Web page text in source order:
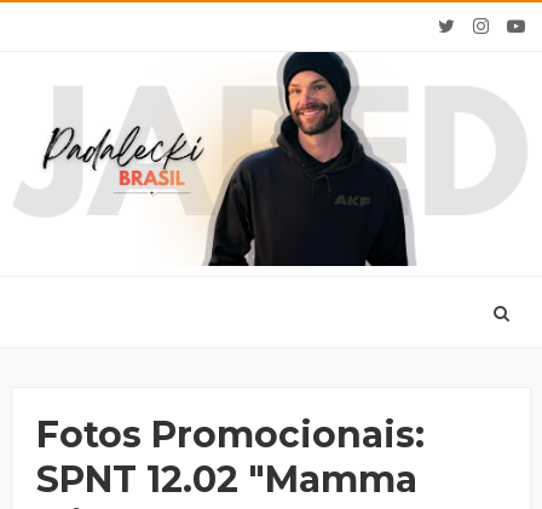
Fotos Promocionais:
SPNT 12.02 "Mamma